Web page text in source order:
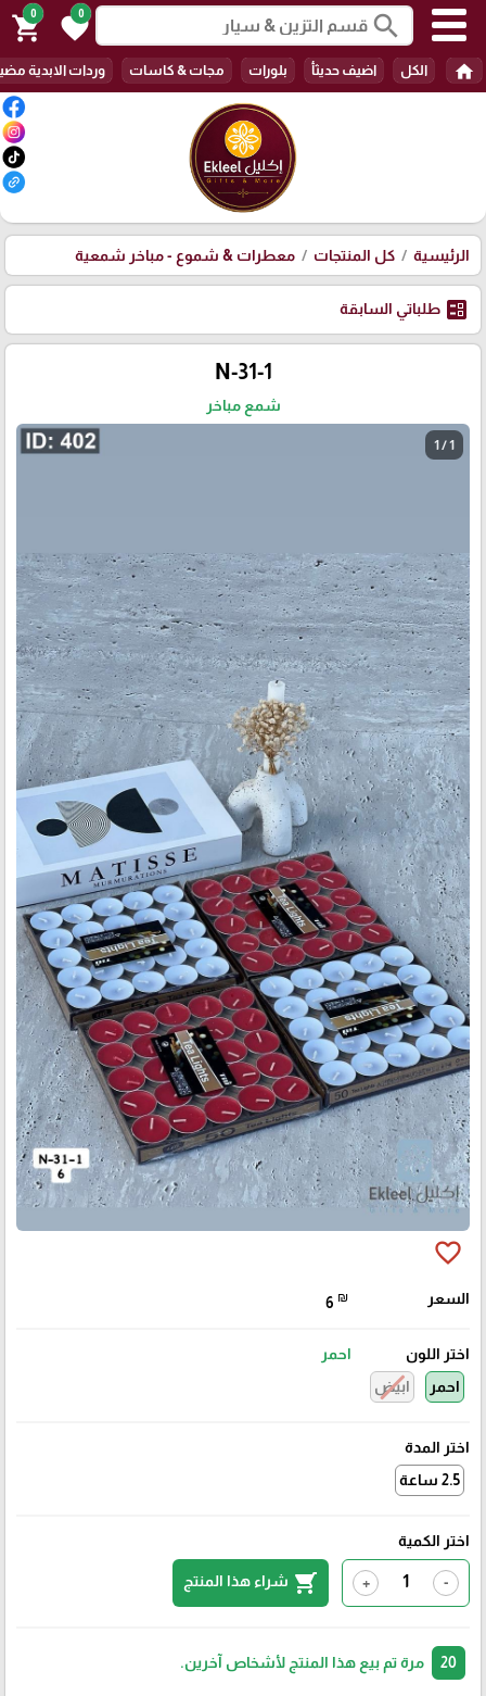
search
0
favorite
0
shopping_cart
home الكل اضيف حديثأ بلورات مجات & كاسات وردات الابدية
الرئيسية كل المنتجات معطرات & شموع - مباخر شمعية
ballot طلباتي السابقة
N-31-1
شمع مباخر
1 / 1
favorite_border
السعر 6 ₪
اختر اللون
احمر
احمر
ابيض
اختر المدة
2.5 ساعة
اختر الكمية
-
+
shopping_cart شراء هذا المنتج
مرة تم بيع هذا المنتج لأشخاص آخرين.